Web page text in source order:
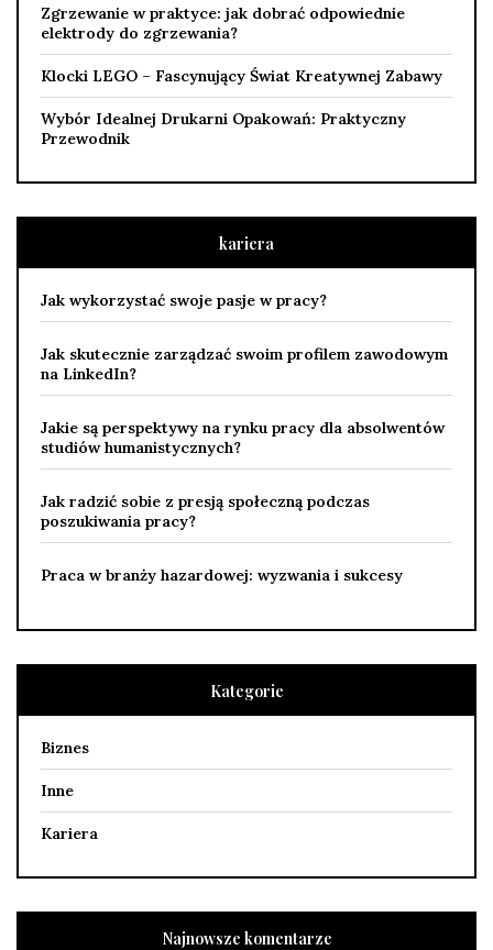
Zgrzewanie w praktyce: jak dobrać odpowiednie
elektrody do zgrzewania?
Klocki LEGO – Fascynujący Świat Kreatywnej Zabawy
Wybór Idealnej Drukarni Opakowań: Praktyczny
Przewodnik
kariera
Jak wykorzystać swoje pasje w pracy?
Jak skutecznie zarządzać swoim profilem zawodowym
na LinkedIn?
Jakie są perspektywy na rynku pracy dla absolwentów
studiów humanistycznych?
Jak radzić sobie z presją społeczną podczas
poszukiwania pracy?
Praca w branży hazardowej: wyzwania i sukcesy
Kategorie
Biznes
Inne
Kariera
Najnowsze komentarze